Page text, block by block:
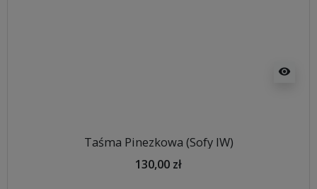
visibility
Taśma Pinezkowa (Sofy IW)
130,00 zł